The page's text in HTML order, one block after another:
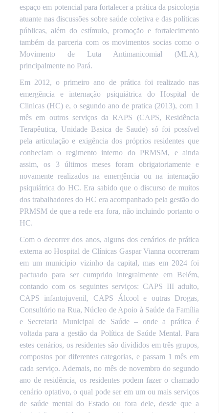
espaço em potencial para fortalecer a prática da psicologia
atuante nas discussões sobre saúde coletiva e das políticas
públicas, além do estímulo, promoção e fortalecimento
também da parceria com os movimentos socias como o
Movimento de Luta Antimanicomial (MLA),
principalmente no Pará.
Em 2012, o primeiro ano de prática foi realizado nas
emergência e internação psiquiátrica do Hospital de
Clinicas (HC) e, o segundo ano de pratica (2013), com 1
mês em outros serviços da RAPS (CAPS, Residência
Terapêutica, Unidade Basica de Saude) só foi possível
pela articulação e exigência dos próprios residentes que
conheciam o regimento interno do PRMSM, e ainda
assim, os 3 últimos meses foram obrigatoriamente e
novamente realizados na emergência ou na internação
psiquiátrica do HC. Era sabido que o discurso de muitos
dos trabalhadores do HC era acompanhado pela gestão do
PRMSM de que a rede era fora, não incluindo portanto o
HC.
Com o decorrer dos anos, alguns dos cenários de prática
externa ao Hospital de Clínicas Gaspar Vianna ocorreram
em um município vizinho da capital, mas em 2024 foi
pactuado para ser cumprido integralmente em Belém,
contando com os seguintes serviços: CAPS III adulto,
CAPS infantojuvenil, CAPS Álcool e outras Drogas,
Consultório na Rua, Núcleo de Apoio à Saúde da Família
e Secretaria Municipal de Saúde – onde a prática é
voltada para a gestão da Política de Saúde Mental. Para
estes cenários, os residentes são divididos em três grupos,
compostos por diferentes categorias, e passam 1 mês em
cada serviço. Ademais, no mês de novembro do segundo
ano de residência, os residentes podem fazer o chamado
cenário optativo, o qual pode ser em um ou mais serviços
de saúde mental do Estado ou fora dele, desde que a